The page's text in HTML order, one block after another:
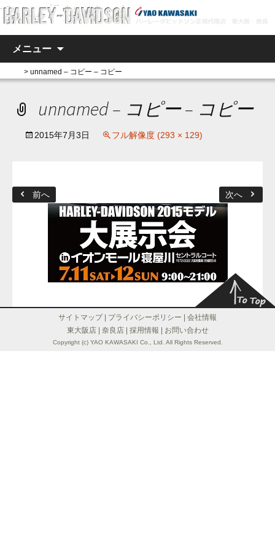
メニュー
> unnamed – コピー – コピー
unnamed – コピー – コピー
2015年7月3日 フル解像度 (293 × 129)
前へ 次へ
サイトマップ| プライバシーポリシー
会社情報
東大阪店| 奈良店| 採用情報 お問い合わせ
Copyright (c) YAO KAWASAKI Co., Ltd. All Rights Reserved.